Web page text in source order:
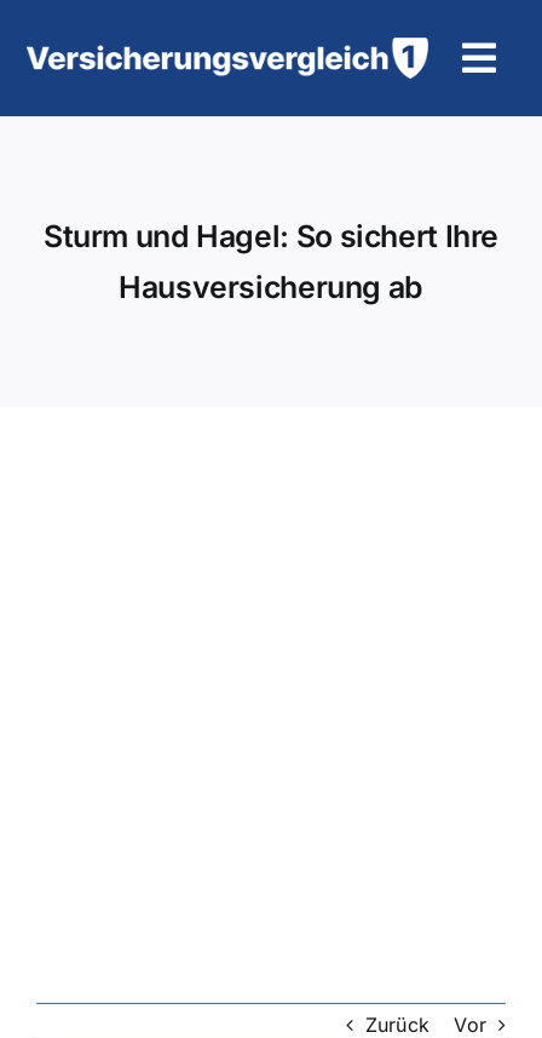
Inhalt
Motorradversicherung
Hundekrankenversicherung
Sturm und Hagel: So sichert Ihre
Hausversicherung ab
Zurück Vor